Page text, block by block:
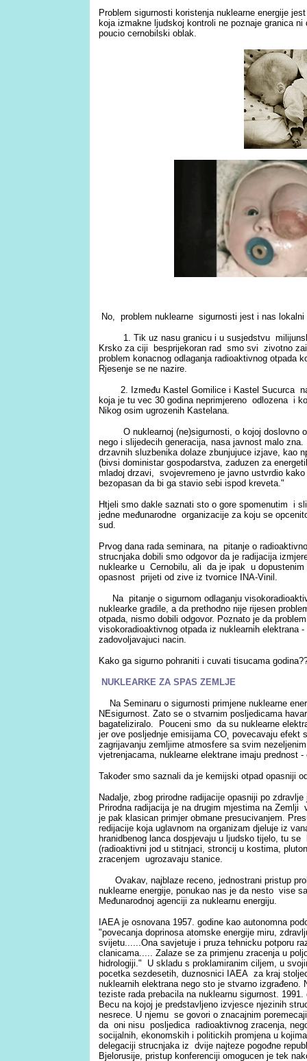
Problem sigurnosti koristenja nuklearne energije
koja izmakne ljudskoj kontroli ne poznaje granica
poucio cernobilski oblak.
No, problem nuklearne sigurnosti jest i nas lokalni
1. Tik uz nasu granicu i u susjedstvu
Krsko za ciji besprijekoran rad smo svi zivotno
problem konacnog odlaganja radioaktivnog otpada
Rjesenje se ne nazire.
2. Između Kastel Gomilice i Kastel Sucurca
koja je tu vec 30 godina neprimjereno odlozena i
Nikog osim ugrozenih Kastelana.
O nuklearnoj (ne)sigurnosti, o kojoj doslovno
nego i slijedecih generacija, nasa javnost malo
drzavnih sluzbenika dolaze zbunjujuce izjave, kao
(bivsi doministar gospodarstva, zaduzen za
mladoj drzavi, svojevremeno je javno ustvrdio
bezopasan da bi ga stavio sebi ispod kreveta."
Htjeli smo dakle saznati sto o gore spomenutim i
jedne međunarodne organizacije za koju se
sud.
Prvog dana rada seminara, na pitanje o
strucnjaka dobili smo odgovor da je radijacija
nuklearke u Cernobilu, ali da je ipak u
opasnost prijeti od zive iz tvornice INA-Vinil.
Na pitanje o sigurnom odlaganju
nuklearke gradile, a da prethodno nije rijesen
otpada, nismo dobili odgovor. Poznato je da
visokoradioaktivnog otpada iz nuklearnih elektrana
zadovoljavajuci nacin.
Kako ga sigurno pohraniti i cuvati tisucama
NUKLEARKE ZA SPAS ZEMLJE
Na Seminaru o sigurnosti primjene nuklearne
NEsigurnost. Zato se o stvarnim posljedicama
bagateliziralo. Pouceni smo da su nuklearne
jer ove posljednje emisijama CO˛ povecavaju efekt
zagrijavanju zemljime atmosfere sa svim
vjetrenjacama, nuklearne elektrane imaju prednost
Također smo saznali da je kemijski otpad opasniji
Nadalje, zbog prirodne radijacije opasniji po
Prirodna radijacija je na drugim mjestima na
je pak klasican primjer obmane presucivanjem.
redijacije koja uglavnom na organizam djeluje iz
hranidbenog lanca dospjevaju u ljudsko tijelo, tu se
(radioaktivni jod u stitnjaci, stroncij u kostima,
zracenjem ugrozavaju stanice.
Ovakav, najblaze receno, jednostrani pristup
nuklearne energije, ponukao nas je da nesto vise
Međunarodnoj agenciji za nuklearnu energiju.
IAEA je osnovana 1957. godine kao autonomna
"povecanja doprinosa atomske energije miru,
svijetu......Ona savjetuje i pruza tehnicku potporu
clanicama..... Zalaze se za primjenu zracenja u
hidrologiji." U skladu s proklamiranim ciljem, u
pocetka sezdesetih, duznosnici IAEA za kraj
nuklearnih elektrana nego sto je stvarno izgrađeno.
teziste rada prebacila na nuklearnu sigurnost.
Becu na kojoj je predstavljeno izvjesce njezinih
nesrece. U njemu se govori o znacajnim
da oni nisu posljedica radioaktivnog zracenja,
socijalnih, ekonomskih i politickih promjena u
delegaciji strucnjaka iz dvije najteze pogođne
Bjelorusije, pristup konferenciji omogucen je tek